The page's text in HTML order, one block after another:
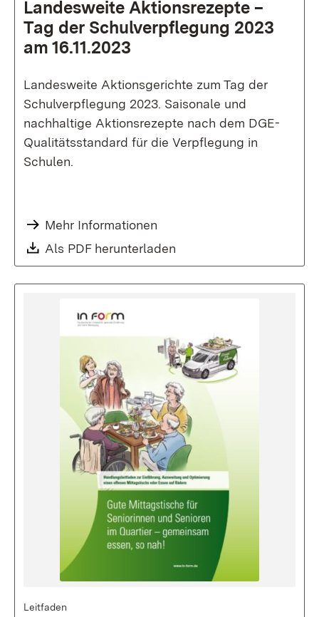
Landes­weite Aktions­rezepte –
Tag der Schul­verpflegung 2023
am 16.11.2023
Landesweite Aktionsgerichte zum Tag der
Schulverpflegung 2023. Saisonale und
nachhaltige Aktionsrezepte nach dem DGE-
Qualitätsstandard für die Verpflegung in
Schulen.
Mehr Informationen
Download:
Als PDF herunterladen
Leitfaden